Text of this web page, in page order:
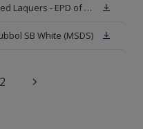
Sikkens Exterior Solventbased Laquers - EPD of Milieuproductverklaring
SB White (MSDS)
2